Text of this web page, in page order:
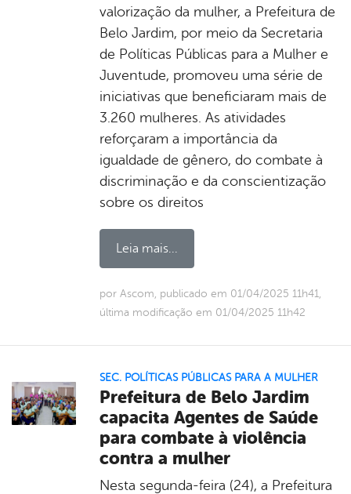
valorização da mulher, a Prefeitura de
Belo Jardim, por meio da Secretaria
de Políticas Públicas para a Mulher e
Juventude, promoveu uma série de
iniciativas que beneficiaram mais de
3.260 mulheres. As atividades
reforçaram a importância da
igualdade de gênero, do combate à
discriminação e da conscientização
sobre os direitos
Leia mais...
por Ascom, publicado em 01/04/2025 11h41,
última modificação em 01/04/2025 11h42
SEC. POLÍTICAS PÚBLICAS PARA A MULHER
Prefeitura de Belo Jardim
capacita Agentes de Saúde
para combate à violência
contra a mulher
Nesta segunda-feira (24), a Prefeitura